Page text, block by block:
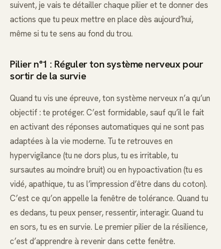
suivent, je vais te détailler chaque pilier et te donner des
actions que tu peux mettre en place dès aujourd’hui,
même si tu te sens au fond du trou.
Pilier n°1 : Réguler ton système nerveux pour
sortir de la survie
Quand tu vis une épreuve, ton système nerveux n’a qu’un
objectif : te protéger. C’est formidable, sauf qu’il le fait
en activant des réponses automatiques qui ne sont pas
adaptées à la vie moderne. Tu te retrouves en
hypervigilance (tu ne dors plus, tu es irritable, tu
sursautes au moindre bruit) ou en hypoactivation (tu es
vidé, apathique, tu as l’impression d’être dans du coton).
C’est ce qu’on appelle la fenêtre de tolérance. Quand tu
es dedans, tu peux penser, ressentir, interagir. Quand tu
en sors, tu es en survie. Le premier pilier de la résilience,
c’est d’apprendre à revenir dans cette fenêtre.